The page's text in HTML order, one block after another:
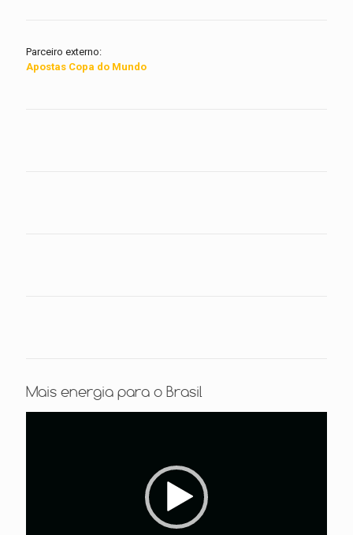
Parceiro externo:
Apostas Copa do Mundo
Mais energia para o Brasil